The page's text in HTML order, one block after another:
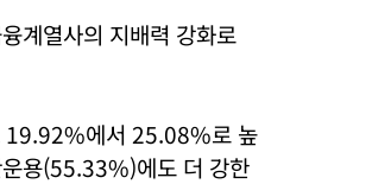
계열사의 지배력 강화로
19.92%에서 25.08%로 높
용(55.33%)에도 더 강한